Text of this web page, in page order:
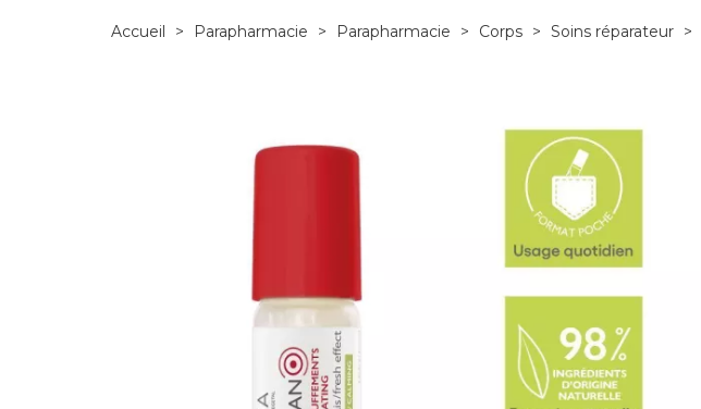
Accueil Parapharmacie Parapharmacie Corps Soins réparateur